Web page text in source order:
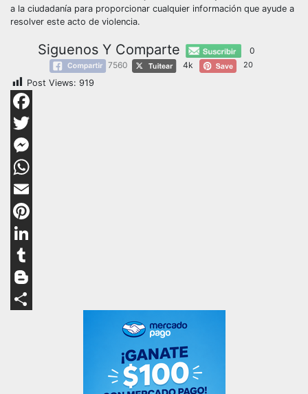
a la ciudadanía para proporcionar cualquier información que ayude a
resolver este acto de violencia.
Siguenos Y Comparte
0
7560
4k 20
Post Views: 919
Facebook
Twitter
Messenger
WhatsApp
Email
Pinterest
LinkedIn
Tumblr
Blogger